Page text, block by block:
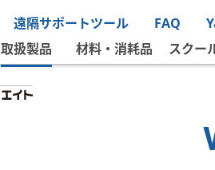
遠隔サポートツール FAQ
取扱製品
材料・消耗品 スクー